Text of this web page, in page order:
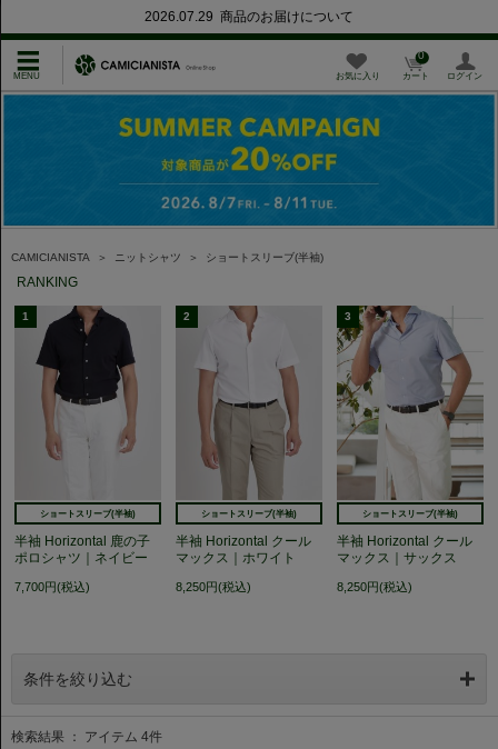
2026.07.29 商品のお届けについて
お気に入り カート
0
ログイン
CAMICIANISTA ＞ ニットシャツ ＞ ショートスリーブ(半袖)
RANKING
1
ショートスリーブ(半袖)
半袖 Horizontal 鹿の子
ポロシャツ｜ネイビー
7,700円(税込)
2
ショートスリーブ(半袖)
半袖 Horizontal クール
マックス｜ホワイト
8,250円(税込)
3
ショートスリーブ(半袖)
半袖 Horizontal クール
マックス｜サックス
8,250円(税込)
条件を絞り込む
検索結果 ： アイテム 4件